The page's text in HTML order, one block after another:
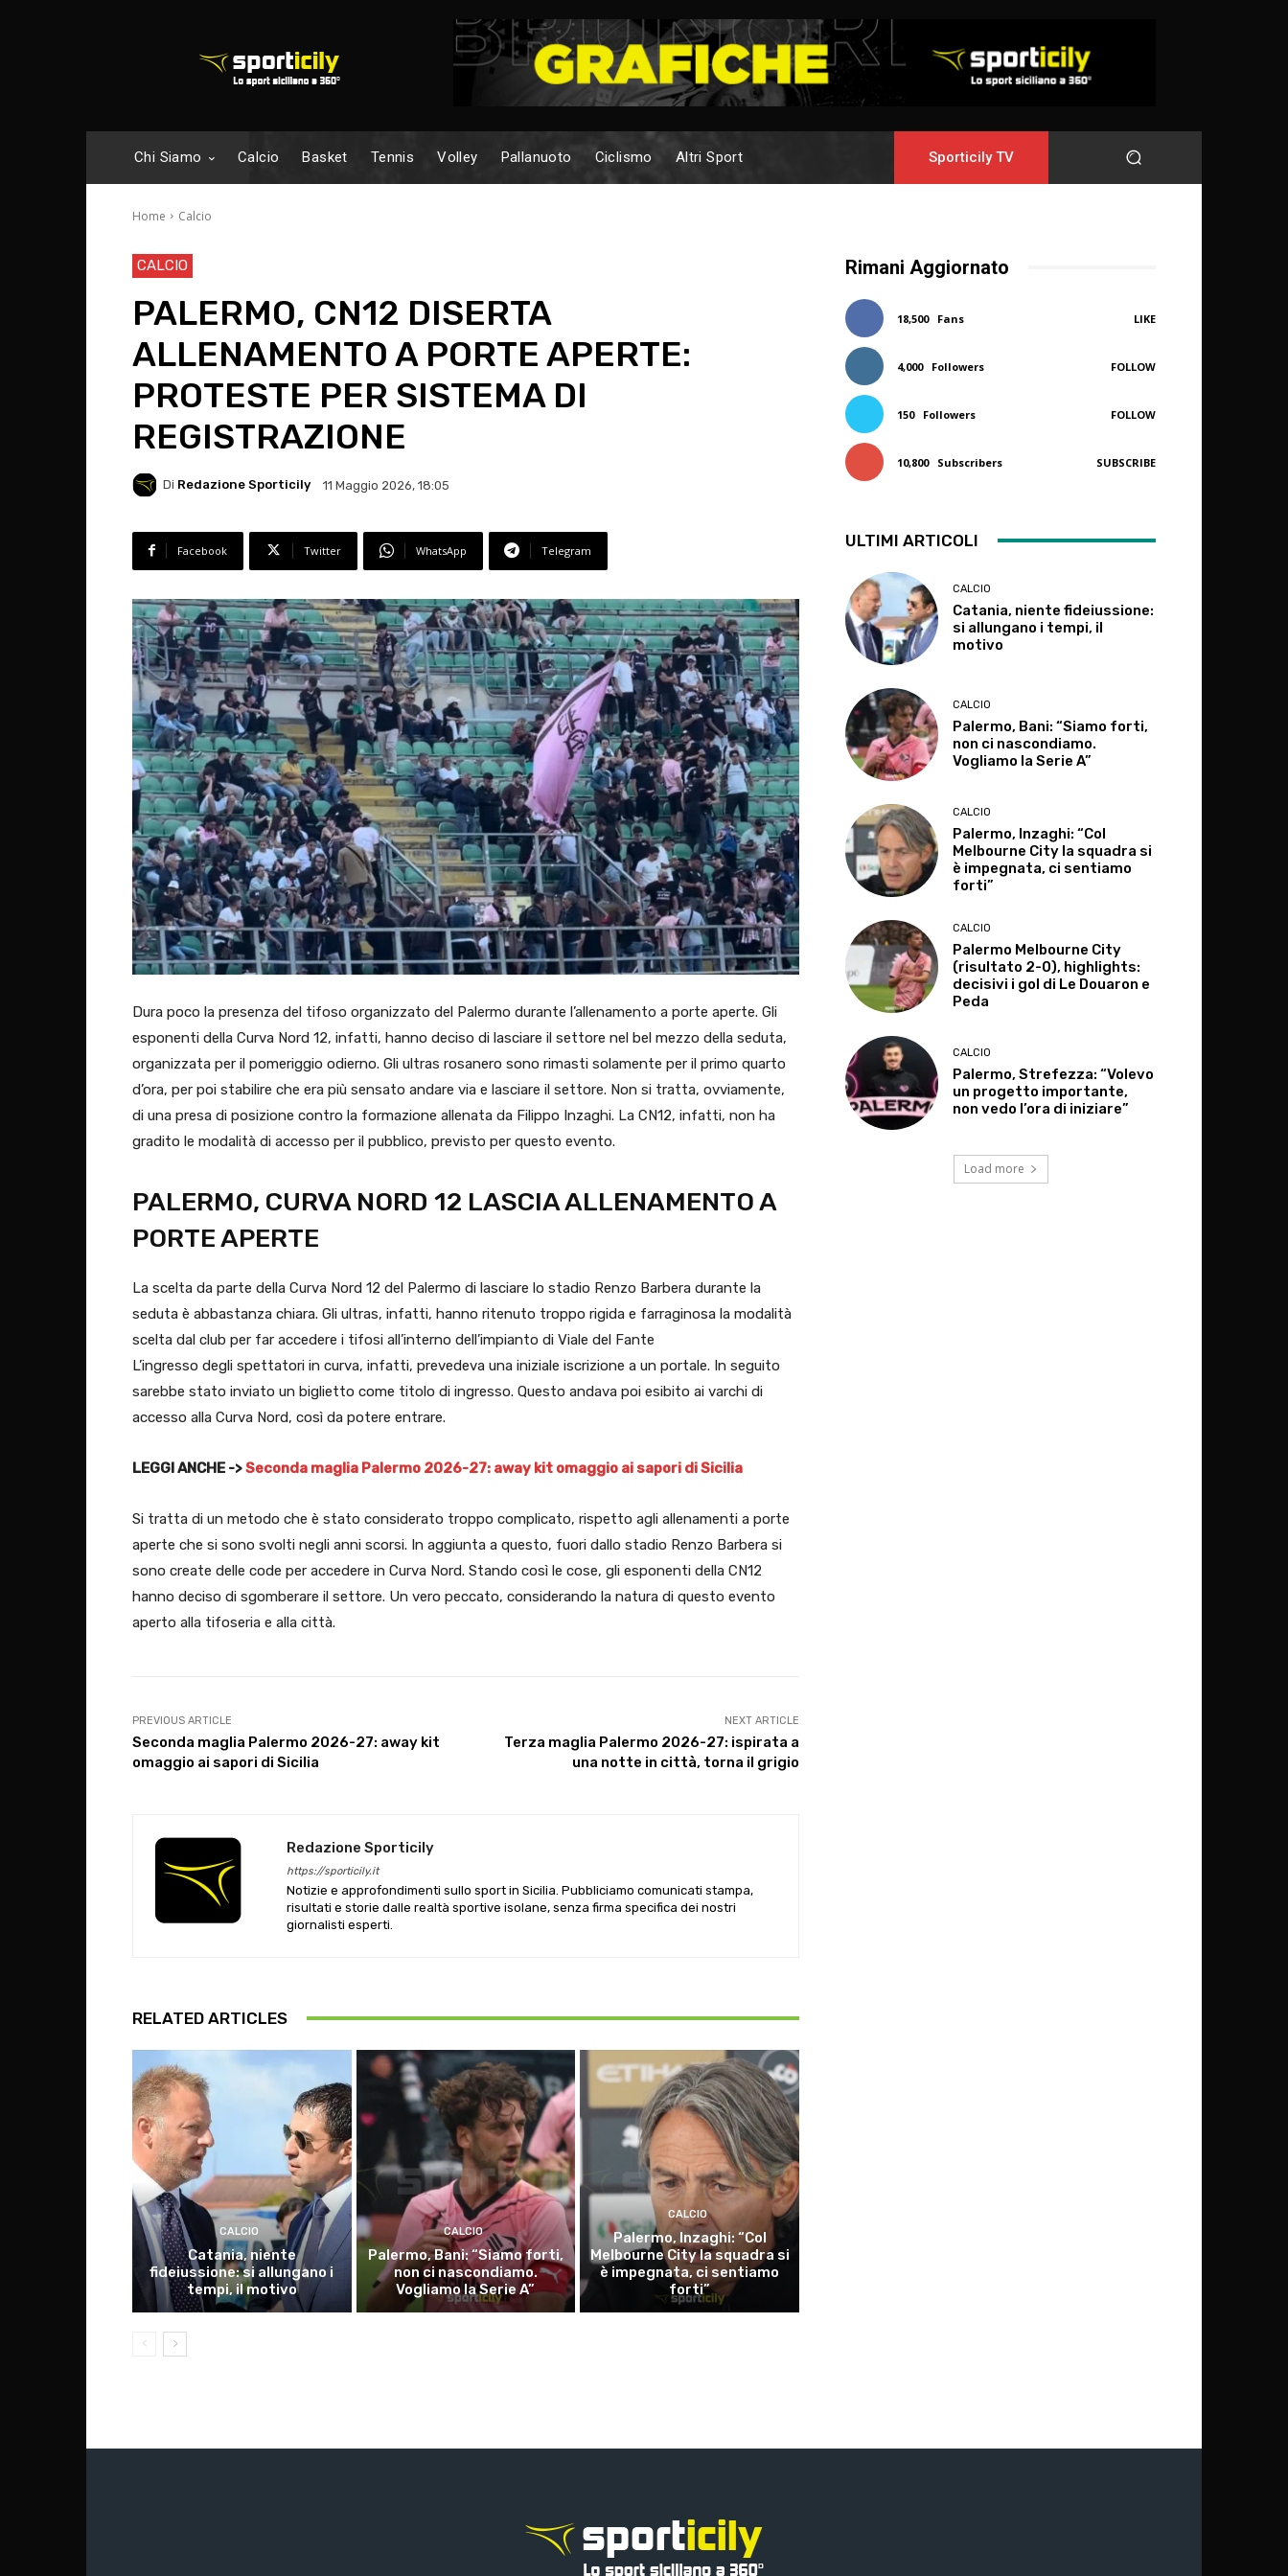
Chi Siamo Calcio Basket Tennis Volley Pallanuoto Ciclismo Altri Sport Sporticily TV
Home Calcio
CALCIO
PALERMO, CN12 DISERTA
ALLENAMENTO A PORTE APERTE:
PROTESTE PER SISTEMA DI
REGISTRAZIONE
Di Redazione Sporticily 11 Maggio 2026, 18:05
Facebook Twitter WhatsApp Telegram
Dura poco la presenza del tifoso organizzato del Palermo durante l’allenamento a porte aperte. Gli
esponenti della Curva Nord 12, infatti, hanno deciso di lasciare il settore nel bel mezzo della seduta,
organizzata per il pomeriggio odierno. Gli ultras rosanero sono rimasti solamente per il primo quarto
d’ora, per poi stabilire che era più sensato andare via e lasciare il settore. Non si tratta, ovviamente,
di una presa di posizione contro la formazione allenata da Filippo Inzaghi. La CN12, infatti, non ha
gradito le modalità di accesso per il pubblico, previsto per questo evento.
PALERMO, CURVA NORD 12 LASCIA ALLENAMENTO A
PORTE APERTE
La scelta da parte della Curva Nord 12 del Palermo di lasciare lo stadio Renzo Barbera durante la
seduta è abbastanza chiara. Gli ultras, infatti, hanno ritenuto troppo rigida e farraginosa la modalità
scelta dal club per far accedere i tifosi all’interno dell’impianto di Viale del Fante
L’ingresso degli spettatori in curva, infatti, prevedeva una iniziale iscrizione a un portale. In seguito
sarebbe stato inviato un biglietto come titolo di ingresso. Questo andava poi esibito ai varchi di
accesso alla Curva Nord, così da potere entrare.
LEGGI ANCHE ->Seconda maglia Palermo 2026-27: away kit omaggio ai sapori di Sicilia
Si tratta di un metodo che è stato considerato troppo complicato, rispetto agli allenamenti a porte
aperte che si sono svolti negli anni scorsi. In aggiunta a questo, fuori dallo stadio Renzo Barbera si
sono create delle code per accedere in Curva Nord. Stando così le cose, gli esponenti della CN12
hanno deciso di sgomberare il settore. Un vero peccato, considerando la natura di questo evento
aperto alla tifoseria e alla città.
PREVIOUS ARTICLE
Seconda maglia Palermo 2026-27: away kit
omaggio ai sapori di Sicilia
NEXT ARTICLE
Terza maglia Palermo 2026-27: ispirata a
una notte in città, torna il grigio
Redazione Sporticily
https://sporticily.it
Notizie e approfondimenti sullo sport in Sicilia. Pubbliciamo comunicati stampa,
risultati e storie dalle realtà sportive isolane, senza firma specifica dei nostri
giornalisti esperti.
RELATED ARTICLES
CALCIO
Catania, niente
fideiussione: si allungano i
tempi, il motivo
CALCIO
Palermo, Bani: “Siamo forti,
non ci nascondiamo.
Vogliamo la Serie A”
CALCIO
Palermo, Inzaghi: “Col
Melbourne City la squadra si
è impegnata, ci sentiamo
forti”
Rimani Aggiornato
18,500 Fans LIKE
4,000 Followers FOLLOW
150 Followers FOLLOW
10,800 Subscribers SUBSCRIBE
ULTIMI ARTICOLI
CALCIO
Catania, niente fideiussione:
si allungano i tempi, il
motivo
CALCIO
Palermo, Bani: “Siamo forti,
non ci nascondiamo.
Vogliamo la Serie A”
CALCIO
Palermo, Inzaghi: “Col
Melbourne City la squadra si
è impegnata, ci sentiamo
forti”
CALCIO
Palermo Melbourne City
(risultato 2-0), highlights:
decisivi i gol di Le Douaron e
Peda
CALCIO
Palermo, Strefezza: “Volevo
un progetto importante,
non vedo l’ora di iniziare”
Load more